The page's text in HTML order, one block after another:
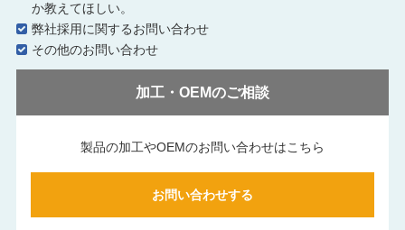
か教えてほしい。
弊社採用に関するお問い合わせ
その他のお問い合わせ
加工・OEMのご相談
製品の加工やOEMのお問い合わせはこちら
お問い合わせする